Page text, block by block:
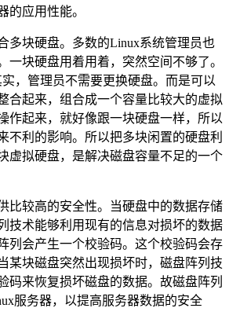
的应用性能。
多块硬盘。多数的Linux系统管理员也
一块硬盘用着用着，突然空间不够了。
，管理员不需要更换硬盘。而是可以
合起来，组合成一个容量比较大的虚拟
作起来，就好像跟一块硬盘一样，所以
不利的影响。所以把多块闲置的硬盘利
虚拟硬盘，是解决磁盘容量不足的一个
比较高的安全性。当硬盘中的数据存储
技术能够利用现有的信息对损坏的数据
列会产生一个校验码。这个校验码会存
某块磁盘突然出现损坏时，磁盘阵列技
码来恢复损坏磁盘的数据。故磁盘阵列
服务器，以提高服务器数据的安全